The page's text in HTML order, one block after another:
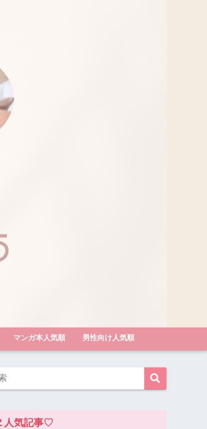
マンガ本人気順 男性向け人気順
人気記事♡